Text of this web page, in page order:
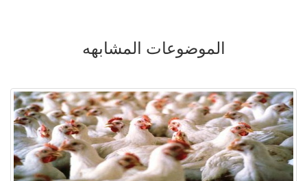
الموضوعات المشابهه